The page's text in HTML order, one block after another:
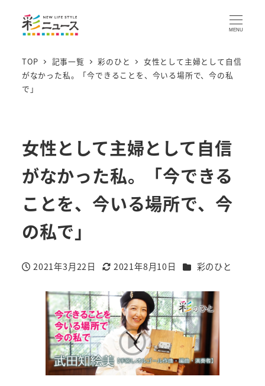
MENU
TOP 記事一覧 彩のひと
女性として主婦として自信
がなかった私。「今できることを、今いる場所で、今の私
で」
女性として主婦として自信
がなかった私。「今できる
ことを、今いる場所で、今
の私で」
投稿日
2021年3月22日
更新日
2021年8月10日 カテゴリー
彩のひと